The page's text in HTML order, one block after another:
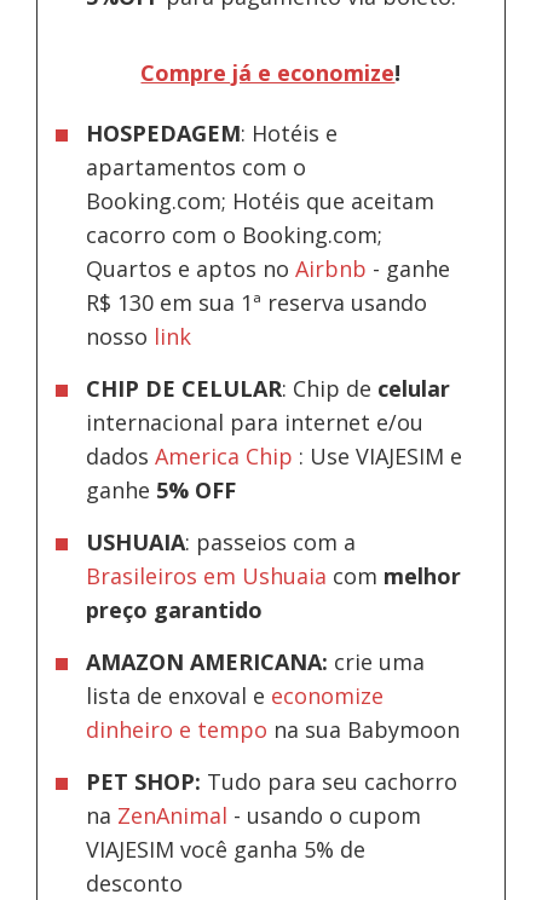
Compre já e economize!
HOSPEDAGEM: Hotéis e
apartamentos com o
Booking.com; Hotéis que aceitam
cacorro com o Booking.com;
Quartos e aptos noAirbnb - ganhe
R$ 130 em sua 1ª reserva usando
nosso link
CHIP DE CELULAR: Chip de celular
internacional para internet e/ou
dadosAmerica Chip : Use VIAJESIM e
ganhe 5% OFF
USHUAIA: passeios com a
Brasileiros em Ushuaia com melhor
preço garantido
AMAZON AMERICANA: crie uma
lista de enxoval e economize
dinheiro e tempo na sua Babymoon
PET SHOP: Tudo para seu cachorro
na ZenAnimal - usando o cupom
VIAJESIM você ganha 5% de
desconto